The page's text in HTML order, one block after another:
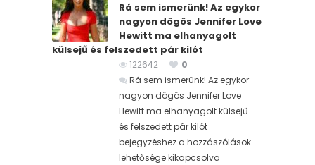
Rá sem ismerünk! Az egykor
nagyon dögös Jennifer Love
Hewitt ma elhanyagolt
külsejű és felszedett pár kilót
122642
0
Rá sem ismerünk! Az egykor
nagyon dögös Jennifer Love
Hewitt ma elhanyagolt külsejű
és felszedett pár kilót
bejegyzéshez a hozzászólások
lehetősége kikapcsolva